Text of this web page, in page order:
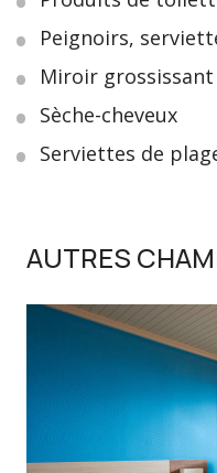
Peignoirs,
Miroir grossissant
Sèche-cheveux
Serviettes de
AUTRES